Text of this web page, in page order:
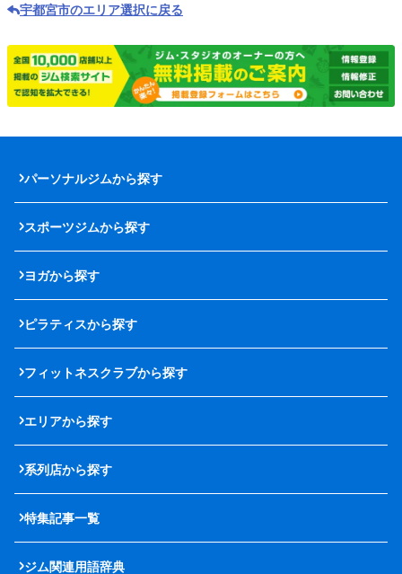
宇都宮市のエリア選択に戻る
パーソナルジムから探す
スポーツジムから探す
ヨガから探す
ピラティスから探す
フィットネスクラブから探す
エリアから探す
系列店から探す
特集記事一覧
ジム関連用語辞典